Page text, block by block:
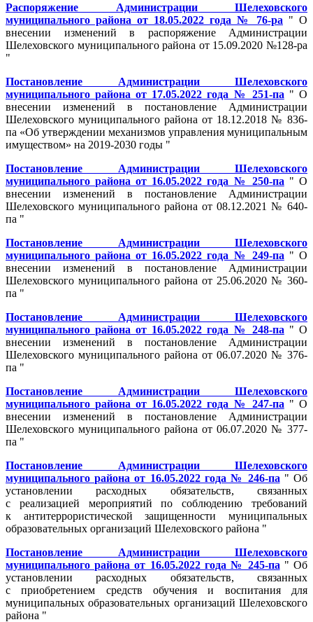
Распоряжение Администрации Шелеховского
муниципального района от 18.05.2022 года № 76-ра " О
внесении изменений в распоряжение Администрации
Шелеховского муниципального района от 15.09.2020 №128-ра
"
Постановление Администрации Шелеховского
муниципального района от 17.05.2022 года № 251-па " О
внесении изменений в постановление Администрации
Шелеховского муниципального района от 18.12.2018 № 836-
па «Об утверждении механизмов управления муниципальным
имуществом» на 2019-2030 годы "
Постановление Администрации Шелеховского
муниципального района от 16.05.2022 года № 250-па " О
внесении изменений в постановление Администрации
Шелеховского муниципального района от 08.12.2021 № 640-
па "
Постановление Администрации Шелеховского
муниципального района от 16.05.2022 года № 249-па " О
внесении изменений в постановление Администрации
Шелеховского муниципального района от 25.06.2020 № 360-
па "
Постановление Администрации Шелеховского
муниципального района от 16.05.2022 года № 248-па " О
внесении изменений в постановление Администрации
Шелеховского муниципального района от 06.07.2020 № 376-
па "
Постановление Администрации Шелеховского
муниципального района от 16.05.2022 года № 247-па " О
внесении изменений в постановление Администрации
Шелеховского муниципального района от 06.07.2020 № 377-
па "
Постановление Администрации Шелеховского
муниципального района от 16.05.2022 года № 246-па " Об
установлении расходных обязательств, связанных
с реализацией мероприятий по соблюдению требований
к антитеррористической защищенности муниципальных
образовательных организаций Шелеховского района "
Постановление Администрации Шелеховского
муниципального района от 16.05.2022 года № 245-па " Об
установлении расходных обязательств, связанных
с приобретением средств обучения и воспитания для
муниципальных образовательных организаций Шелеховского
района "